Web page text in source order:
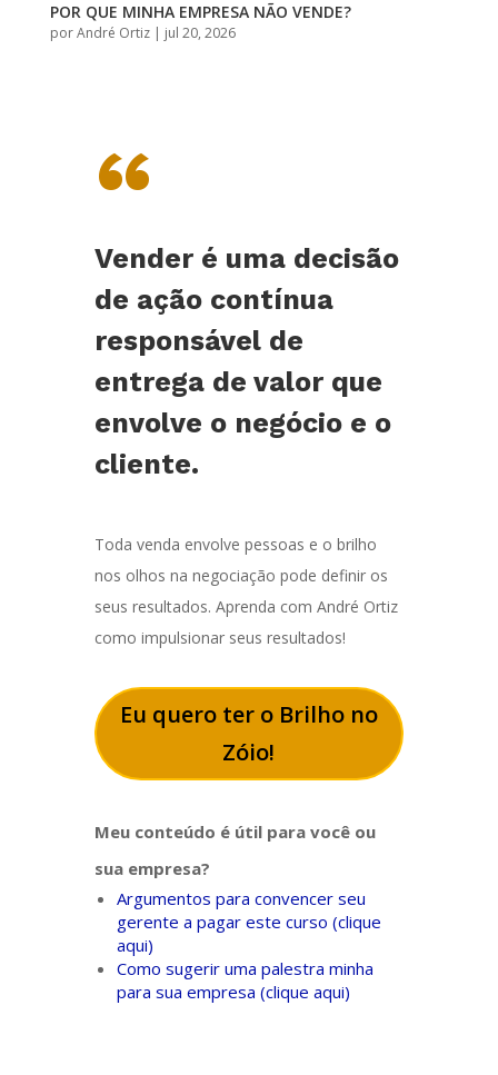
POR QUE MINHA EMPRESA NÃO VENDE?
porAndré Ortiz| jul 20, 2026
“
Vender é uma decisão
de ação contínua
responsável de
entrega de valor que
envolve o negócio e o
cliente.
Toda venda envolve pessoas e o brilho
nos olhos na negociação pode definir os
seus resultados. Aprenda com André Ortiz
como impulsionar seus resultados!
Eu quero ter o Brilho no
Zóio!
Meu conteúdo é útil para você ou
sua empresa?
Argumentos para convencer seu
gerente a pagar este curso (clique
aqui)
Como sugerir uma palestra minha
para sua empresa (clique aqui)